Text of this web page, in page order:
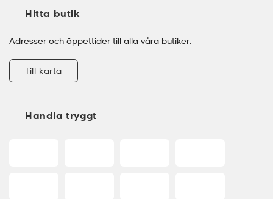
Handla tryggt
Hitta butik
Adresser och öppettider till alla våra butiker.
Till karta